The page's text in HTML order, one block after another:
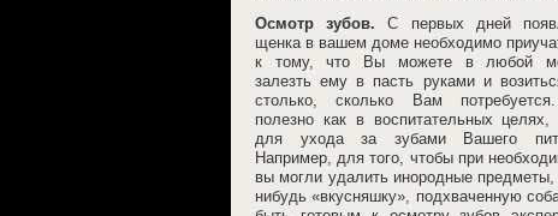
Осмотр зубов. С первых дней
щенка в вашем доме необходимо
к тому, что Вы можете в любой
залезть ему в пасть руками и
столько, сколько Вам
полезно как в воспитательных целях,
для ухода за зубами Вашего
Например, для того, чтобы при
вы могли удалить инородные
нибудь «вкусняшку», подхваченную